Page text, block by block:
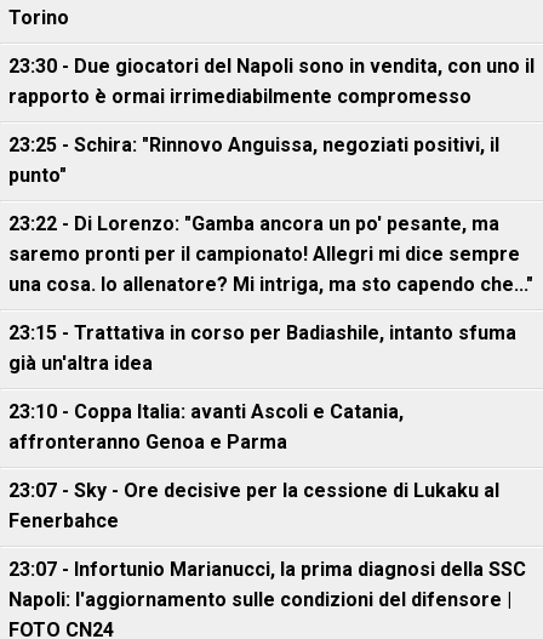
Torino
23:30 - Due giocatori del Napoli sono in vendita, con uno il
rapporto è ormai irrimediabilmente compromesso
23:25 - Schira: "Rinnovo Anguissa, negoziati positivi, il
punto"
23:22 - Di Lorenzo: "Gamba ancora un po' pesante, ma
saremo pronti per il campionato! Allegri mi dice sempre
una cosa. Io allenatore? Mi intriga, ma sto capendo che..."
23:15 - Trattativa in corso per Badiashile, intanto sfuma
già un'altra idea
23:10 - Coppa Italia: avanti Ascoli e Catania,
affronteranno Genoa e Parma
23:07 - Sky - Ore decisive per la cessione di Lukaku al
Fenerbahce
23:07 - Infortunio Marianucci, la prima diagnosi della SSC
Napoli: l'aggiornamento sulle condizioni del difensore |
FOTO CN24